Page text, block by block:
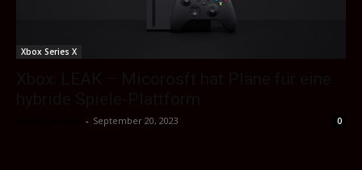
Xbox Series X
- September 20, 2023 0